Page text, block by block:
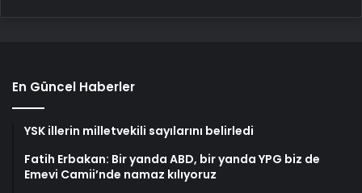
En Güncel Haberler
YSK illerin milletvekili sayılarını belirledi
Fatih Erbakan: Bir yanda ABD, bir yanda YPG biz de
Emevi Camii’nde namaz kılıyoruz